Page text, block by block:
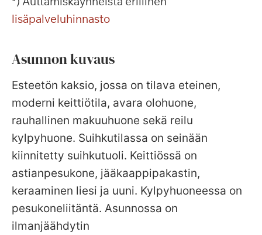
lisäpalveluhinnasto
Asunnon kuvaus
Esteetön kaksio, jossa on tilava eteinen,
moderni keittiötila, avara olohuone,
rauhallinen makuuhuone sekä reilu
kylpyhuone. Suihkutilassa on seinään
kiinnitetty suihkutuoli. Keittiössä on
astianpesukone, jääkaappipakastin,
keraaminen liesi ja uuni. Kylpyhuoneessa on
pesukoneliitäntä. Asunnossa on
ilmanjäähdytin